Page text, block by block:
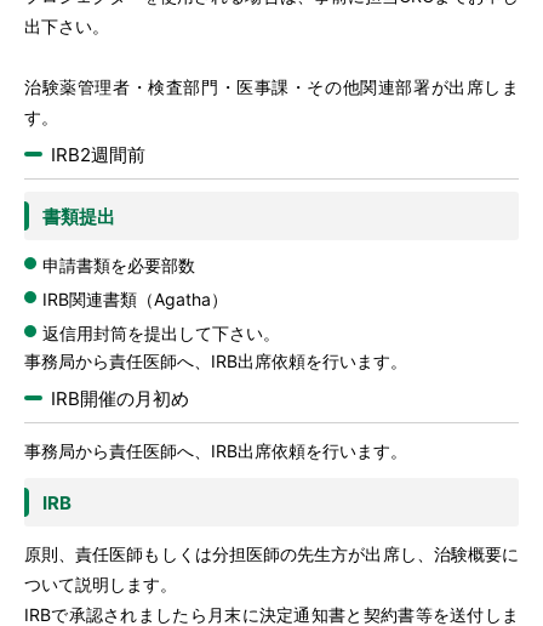
出下さい。
治験薬管理者・検査部門・医事課・その他関連部署が出席しま
す。
IRB2週間前
書類提出
申請書類を必要部数
IRB関連書類（Agatha）
返信用封筒を提出して下さい。
事務局から責任医師へ、IRB出席依頼を行います。
IRB開催の月初め
事務局から責任医師へ、IRB出席依頼を行います。
IRB
原則、責任医師もしくは分担医師の先生方が出席し、治験概要に
ついて説明します。
IRBで承認されましたら月末に決定通知書と契約書等を送付しま